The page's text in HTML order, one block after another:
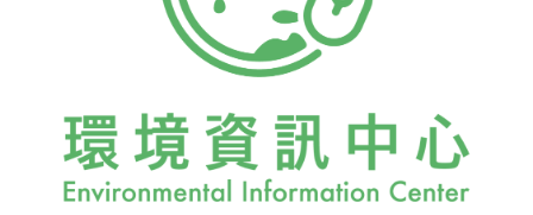
住、古蹟保留的承諾。 口號：「蘇貞昌承諾續住、張俊雄
兌現承諾」、「爭議未決、立即停工」。